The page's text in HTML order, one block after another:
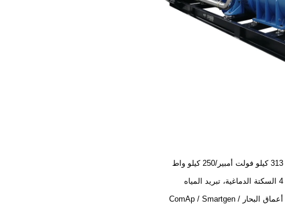
313 كيلو فولت أمبير/250 كيلو واط
4 السكتة الدماغية، تبريد المياه
أعماق البحار / ComAp / Smartgen